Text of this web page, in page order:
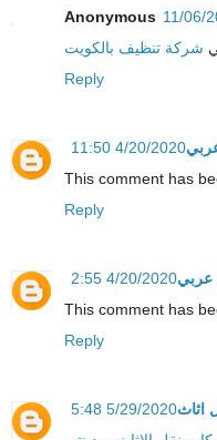
Anonymous 11/06/
شركة تنظيف بالكويت
Reply
This comment has
Reply
عربي
This comment has
Reply
اثاث